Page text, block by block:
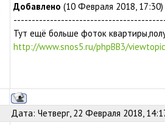
Добавлено (10 Февраля 2018, 17:30)
Тут ещё больше фоток
http://www.snos5.ru/phpBB3/
Дата: Четверг, 22 Февраля 2018,